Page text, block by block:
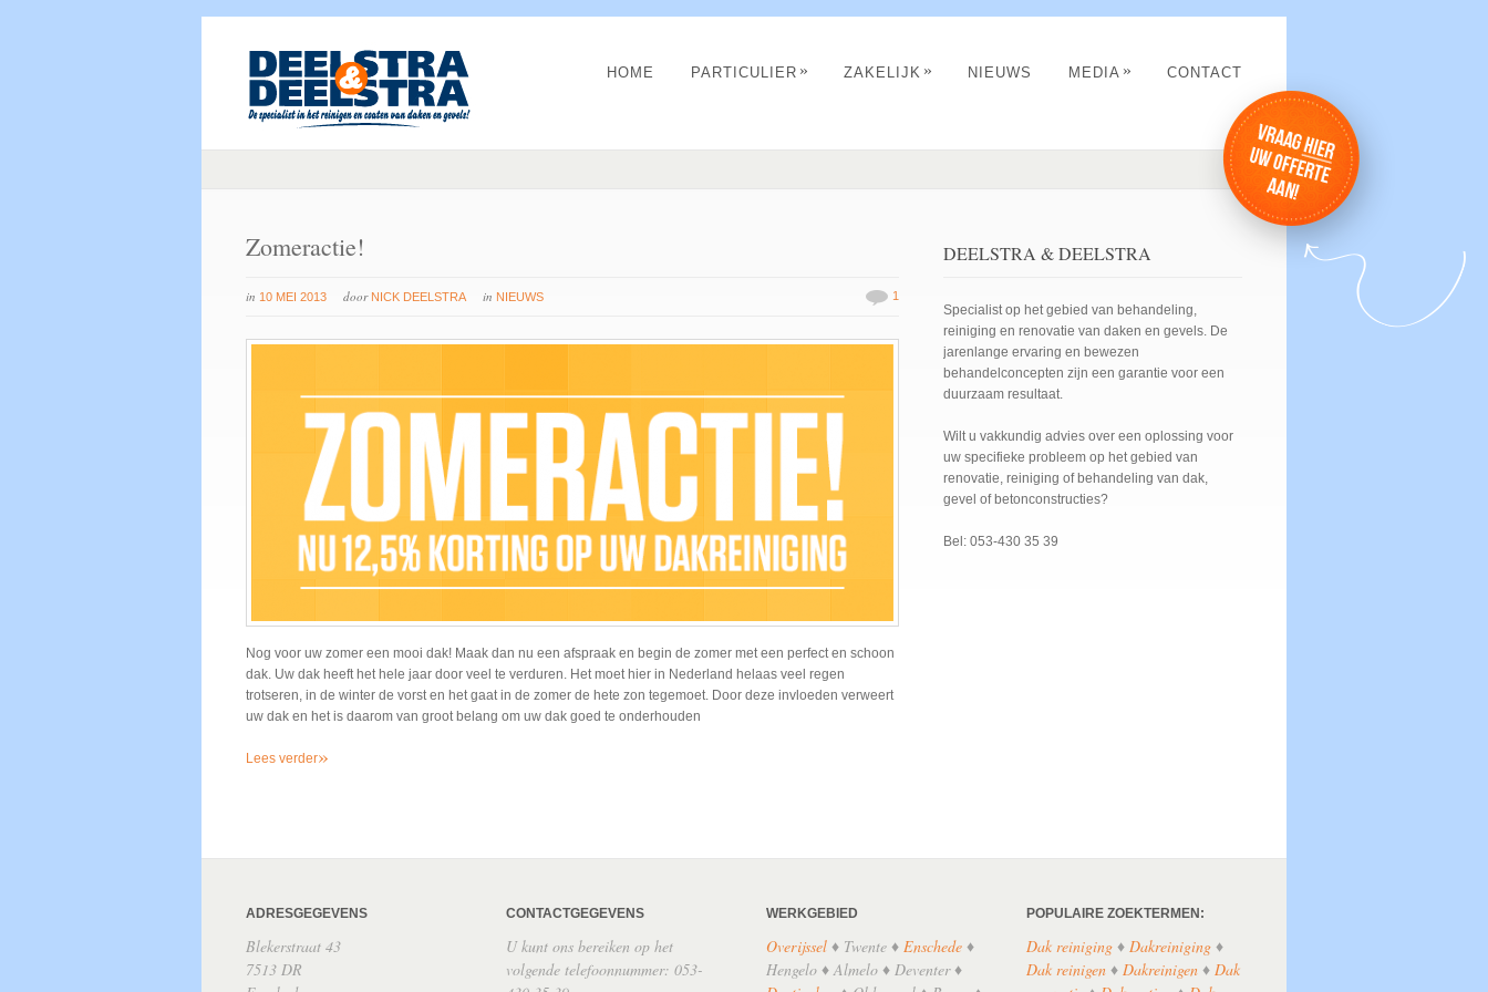
HOME PARTICULIER » ZAKELIJK » NIEUWS MEDIA » CONTACT
Zomeractie!
in 10 MEI 2013 door NICK DEELSTRA in NIEUWS 1
Nog voor uw zomer een mooi dak! Maak dan nu een afspraak en begin de zomer met een perfect en schoon
dak. Uw dak heeft het hele jaar door veel te verduren. Het moet hier in Nederland helaas veel regen
trotseren, in de winter de vorst en het gaat in de zomer de hete zon tegemoet. Door deze invloeden verweert
uw dak en het is daarom van groot belang om uw dak goed te onderhouden
Lees verder»
DEELSTRA & DEELSTRA
Specialist op het gebied van behandeling,
reiniging en renovatie van daken en gevels. De
jarenlange ervaring en bewezen
behandelconcepten zijn een garantie voor een
duurzaam resultaat.
Wilt u vakkundig advies over een oplossing voor
uw specifieke probleem op het gebied van
renovatie, reiniging of behandeling van dak,
gevel of betonconstructies?
Bel: 053-430 35 39
ADRESGEGEVENS
Blekerstraat 43
7513 DR
CONTACTGEGEVENS
U kunt ons bereiken op het
volgende telefoonnummer: 053-
WERKGEBIED
Overijssel ♦ Twente ♦ Enschede ♦
Hengelo ♦ Almelo ♦ Deventer ♦
POPULAIRE ZOEKTERMEN:
Dak reiniging ♦ Dakreiniging ♦
Dak reinigen ♦ Dakreinigen ♦ Dak